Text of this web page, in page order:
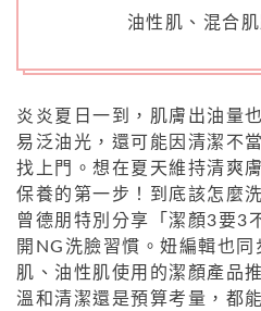
油性肌、混合肌
炎炎夏日一到，肌膚出油量
易泛油光，還可能因清潔不
找上門。想在夏天維持清爽
保養的第一步！到底該怎麼
曾德朋特別分享「潔顏3要3
開NG洗臉習慣。妞編輯也
肌、油性肌使用的潔顏產品
溫和清潔還是預算考量，都